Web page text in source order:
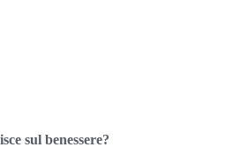
sul benessere?